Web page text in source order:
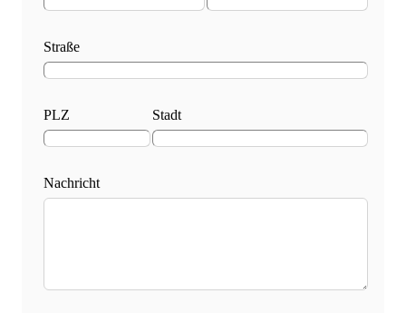
Straße
PLZ Stadt
Nachricht